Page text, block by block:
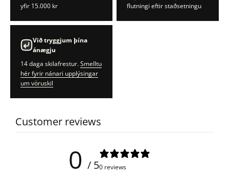
yfir 15.000 kr
flutningi eftir staðsetningu
Við tryggjum þína
ánægju
14 daga skilafrestur.Smelltu
hér fyrir nánari upplýsingar
um vöruskil
Customer reviews
0 / 50 reviews